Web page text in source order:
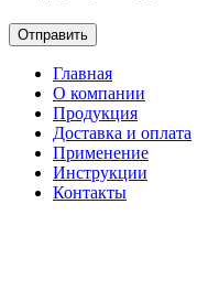
Главная
О компании
Продукция
Доставка и оплата
Применение
Инструкции
Контакты